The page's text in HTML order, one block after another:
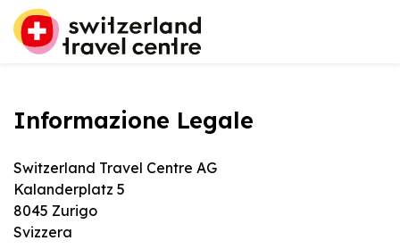
Informazione Legale
Switzerland Travel Centre AG
Kalanderplatz 5
8045 Zurigo
Svizzera